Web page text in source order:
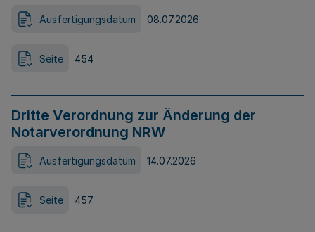
Ausfertigungsdatum 08.07.2026
Seite 454
Dritte Verordnung zur Änderung der
Notarverordnung NRW
Ausfertigungsdatum 14.07.2026
Seite 457